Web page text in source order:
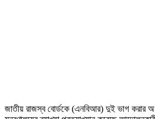
জাতীয় রাজস্ব বোর্ডকে (এনবিআর) দুই ভাগ করার